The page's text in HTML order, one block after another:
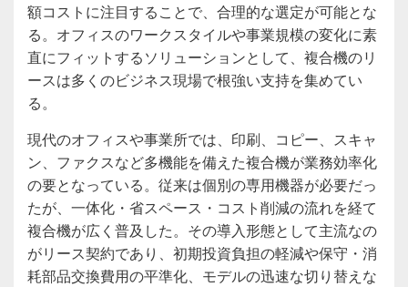
額コストに注目することで、合理的な選定が可能とな
る。オフィスのワークスタイルや事業規模の変化に素
直にフィットするソリューションとして、複合機のリ
ースは多くのビジネス現場で根強い支持を集めてい
る。
現代のオフィスや事業所では、印刷、コピー、スキャ
ン、ファクスなど多機能を備えた複合機が業務効率化
の要となっている。従来は個別の専用機器が必要だっ
たが、一体化・省スペース・コスト削減の流れを経て
複合機が広く普及した。その導入形態として主流なの
がリース契約であり、初期投資負担の軽減や保守・消
耗部品交換費用の平準化、モデルの迅速な切り替えな